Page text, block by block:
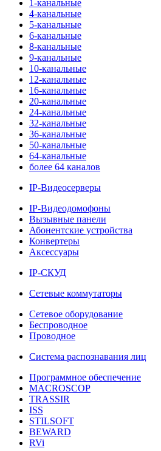
1-канальные
4-канальные
5-канальные
6-канальные
8-канальные
9-канальные
10-канальные
12-канальные
16-канальные
20-канальные
24-канальные
32-канальные
36-канальные
50-канальные
64-канальные
более 64 каналов
IP-Видеосерверы
IP-Видеодомофоны
Вызывные панели
Абонентские устройства
Конвертеры
Аксессуары
IP-СКУД
Сетевые коммутаторы
Сетевое оборудование
Беспроводное
Проводное
Система распознавания лиц
Программное обеспечение
MACROSCOP
TRASSIR
ISS
STILSOFT
BEWARD
RVi